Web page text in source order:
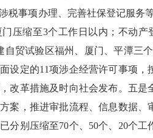
税事项办理、完善社保登记服务
压缩至3个工作日以内；不动
自贸试验区福州、厦门、平潭三
设定的11项涉企经营许可事项
改革措施及时向社会发布。五
案，推进审批流程、信息数据
分别压缩至70个、50个、20个